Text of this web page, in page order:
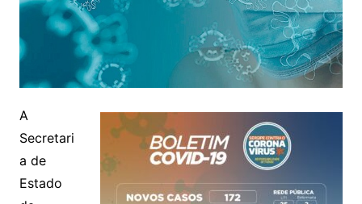
A
Secretari
a de
Estado